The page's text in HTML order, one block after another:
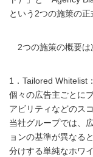
という2つの施策の正
2つの施策の概要は
1．Tailored Whitelist：
個々の広告主ごとに
アビリティなどのス
当社グループでは、
ョンの基準が異なる
分けする単純なホワ